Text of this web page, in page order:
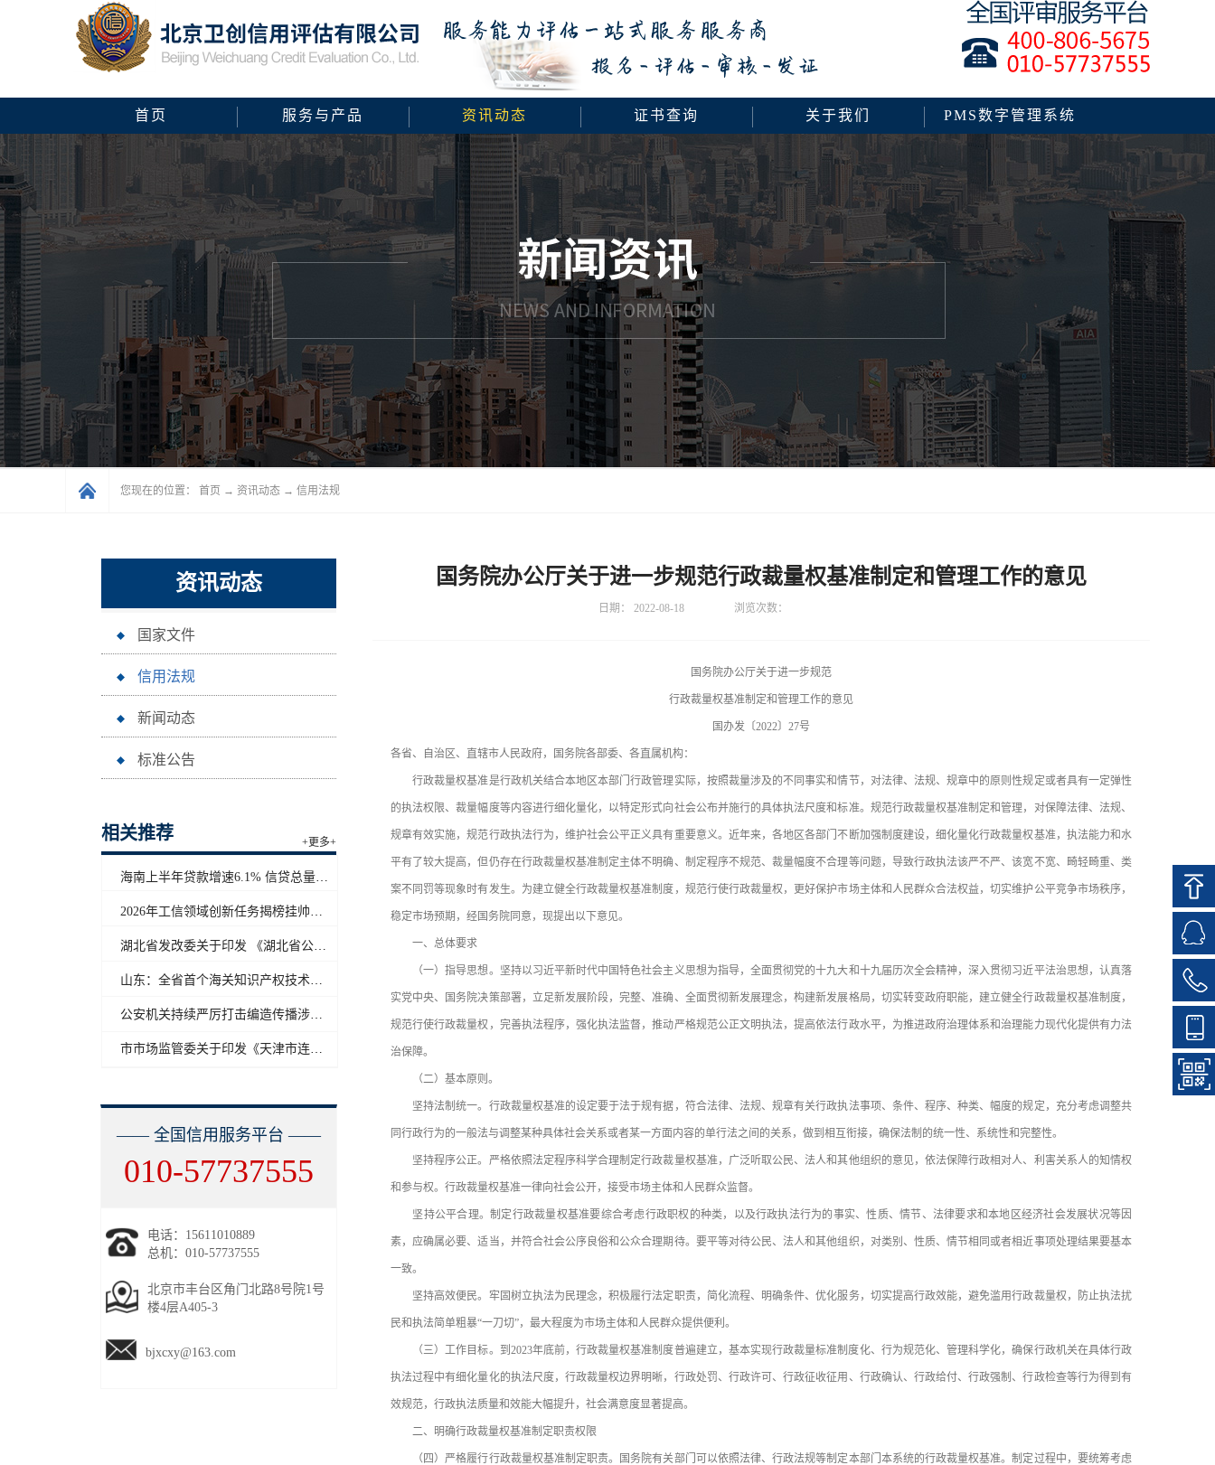
首页 服务与产品 资讯动态 证书查询 关于我们 PMS数字管理系统
您现在的位置： 首页 → 资讯动态 → 信用法规
资讯动态
国家文件
信用法规
新闻动态
标准公告
相关推荐 +更多+
海南上半年贷款增速6.1% 信贷总量保持合理平稳增长
2026年工信领域创新任务揭榜挂帅工作启动
湖北省发改委关于印发 《湖北省公共信用信息目录（2026年版）》的通知
山东：全省首个海关知识产权技术调查官制度落地济南自贸片区
公安机关持续严厉打击编造传播涉汛涉灾网络谣言
市市场监管委关于印发《天津市连锁企业食品经营许可“先证后核”信用承诺审批实施办法》的通知
—— 全国信用服务平台 ——
010-57737555
电话：15611010889
总机：010-57737555
北京市丰台区角门北路8号院1号
楼4层A405-3
bjxcxy@163.com
国务院办公厅关于进一步规范行政裁量权基准制定和管理工作的意见
日期： 2022-08-18 浏览次数：
国务院办公厅关于进一步规范
行政裁量权基准制定和管理工作的意见
国办发〔2022〕27号
各省、自治区、直辖市人民政府，国务院各部委、各直属机构：
行政裁量权基准是行政机关结合本地区本部门行政管理实际，按照裁量涉及的不同事实和情节，对法律、法规、规章中的原则性规定或者具有一定弹性
的执法权限、裁量幅度等内容进行细化量化，以特定形式向社会公布并施行的具体执法尺度和标准。规范行政裁量权基准制定和管理，对保障法律、法规、
规章有效实施，规范行政执法行为，维护社会公平正义具有重要意义。近年来，各地区各部门不断加强制度建设，细化量化行政裁量权基准，执法能力和水
平有了较大提高，但仍存在行政裁量权基准制定主体不明确、制定程序不规范、裁量幅度不合理等问题，导致行政执法该严不严、该宽不宽、畸轻畸重、类
案不同罚等现象时有发生。为建立健全行政裁量权基准制度，规范行使行政裁量权，更好保护市场主体和人民群众合法权益，切实维护公平竞争市场秩序，
稳定市场预期，经国务院同意，现提出以下意见。
一、总体要求
（一）指导思想。坚持以习近平新时代中国特色社会主义思想为指导，全面贯彻党的十九大和十九届历次全会精神，深入贯彻习近平法治思想，认真落
实党中央、国务院决策部署，立足新发展阶段，完整、准确、全面贯彻新发展理念，构建新发展格局，切实转变政府职能，建立健全行政裁量权基准制度，
规范行使行政裁量权，完善执法程序，强化执法监督，推动严格规范公正文明执法，提高依法行政水平，为推进政府治理体系和治理能力现代化提供有力法
治保障。
（二）基本原则。
坚持法制统一。行政裁量权基准的设定要于法于规有据，符合法律、法规、规章有关行政执法事项、条件、程序、种类、幅度的规定，充分考虑调整共
同行政行为的一般法与调整某种具体社会关系或者某一方面内容的单行法之间的关系，做到相互衔接，确保法制的统一性、系统性和完整性。
坚持程序公正。严格依照法定程序科学合理制定行政裁量权基准，广泛听取公民、法人和其他组织的意见，依法保障行政相对人、利害关系人的知情权
和参与权。行政裁量权基准一律向社会公开，接受市场主体和人民群众监督。
坚持公平合理。制定行政裁量权基准要综合考虑行政职权的种类，以及行政执法行为的事实、性质、情节、法律要求和本地区经济社会发展状况等因
素，应确属必要、适当，并符合社会公序良俗和公众合理期待。要平等对待公民、法人和其他组织，对类别、性质、情节相同或者相近事项处理结果要基本
一致。
坚持高效便民。牢固树立执法为民理念，积极履行法定职责，简化流程、明确条件、优化服务，切实提高行政效能，避免滥用行政裁量权，防止执法扰
民和执法简单粗暴“一刀切”，最大程度为市场主体和人民群众提供便利。
（三）工作目标。到2023年底前，行政裁量权基准制度普遍建立，基本实现行政裁量标准制度化、行为规范化、管理科学化，确保行政机关在具体行政
执法过程中有细化量化的执法尺度，行政裁量权边界明晰，行政处罚、行政许可、行政征收征用、行政确认、行政给付、行政强制、行政检查等行为得到有
效规范，行政执法质量和效能大幅提升，社会满意度显著提高。
二、明确行政裁量权基准制定职责权限
（四）严格履行行政裁量权基准制定职责。国务院有关部门可以依照法律、行政法规等制定本部门本系统的行政裁量权基准。制定过程中，要统筹考虑